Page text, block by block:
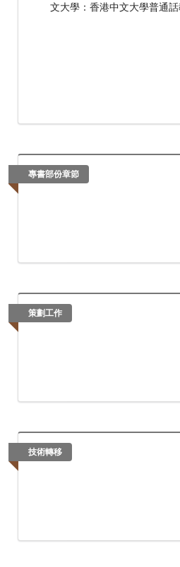
文大學：香港中文大學普通話
專書部份章節
策劃工作
技術轉移